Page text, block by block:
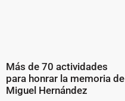
Más de 70 actividades
para honrar la memoria de
Miguel Hernández